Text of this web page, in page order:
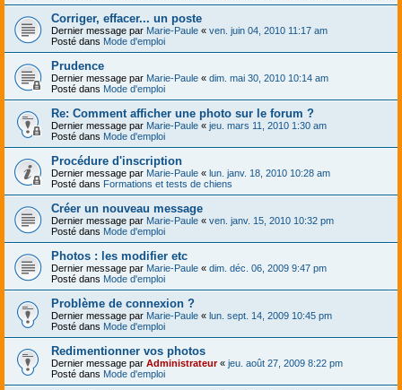
Corriger, effacer... un poste
Dernier message par Marie-Paule « ven. juin 04, 2010 11:17 am
Posté dans Mode d'emploi
Prudence
Dernier message par Marie-Paule « dim. mai 30, 2010 10:14 am
Posté dans Mode d'emploi
Re: Comment afficher une photo sur le forum ?
Dernier message par Marie-Paule « jeu. mars 11, 2010 1:30 am
Posté dans Mode d'emploi
Procédure d'inscription
Dernier message par Marie-Paule « lun. janv. 18, 2010 10:28 am
Posté dans Formations et tests de chiens
Créer un nouveau message
Dernier message par Marie-Paule « ven. janv. 15, 2010 10:32 pm
Posté dans Mode d'emploi
Photos : les modifier etc
Dernier message par Marie-Paule « dim. déc. 06, 2009 9:47 pm
Posté dans Mode d'emploi
Problème de connexion ?
Dernier message par Marie-Paule « lun. sept. 14, 2009 10:45 pm
Posté dans Mode d'emploi
Redimentionner vos photos
Dernier message par Administrateur« jeu. août 27, 2009 8:22 pm
Posté dans Mode d'emploi